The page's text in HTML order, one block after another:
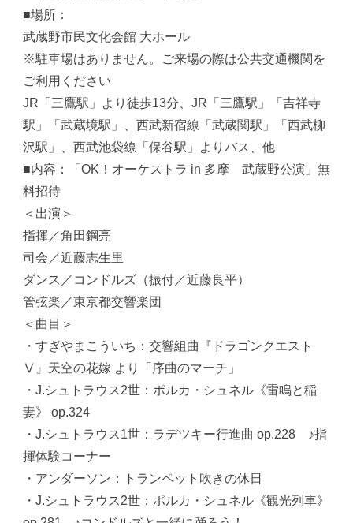
■場所：
武蔵野市民文化会館 大ホール
※駐車場はありません。ご来場の際は公共交通機関を
ご利用ください
JR「三鷹駅」より徒歩13分、JR「三鷹駅」「吉祥寺
駅」「武蔵境駅」、西武新宿線「武蔵関駅」「西武柳
沢駅」、西武池袋線「保谷駅」よりバス、他
■内容：「OK！オーケストラ in 多摩 武蔵野公演」無
料招待
＜出演＞
指揮／角田鋼亮
司会／近藤志生里
ダンス／コンドルズ（振付／近藤良平）
管弦楽／東京都交響楽団
＜曲目＞
・すぎやまこういち：交響組曲『ドラゴンクエスト
Ⅴ』天空の花嫁 より「序曲のマーチ」
・J.シュトラウス2世：ポルカ・シュネル《雷鳴と稲
妻》 op.324
・J.シュトラウス1世：ラデツキー行進曲 op.228 ♪指
揮体験コーナー
・アンダーソン：トランペット吹きの休日
・J.シュトラウス2世：ポルカ・シュネル《観光列車》